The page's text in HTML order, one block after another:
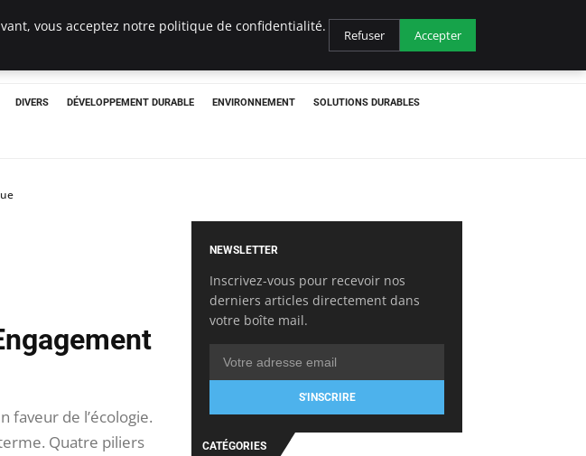
DIVERS DÉVELOPPEMENT DURABLE ENVIRONNEMENT SOLUTIONS DURABLES
faveur de l’écologie.
Quatre piliers
NEWSLETTER
Inscrivez-vous pour recevoir nos
derniers articles directement dans
votre boîte mail.
S'INSCRIRE
CATÉGORIES
vous acceptez notre politique de confidentialité.
Refuser Accepter